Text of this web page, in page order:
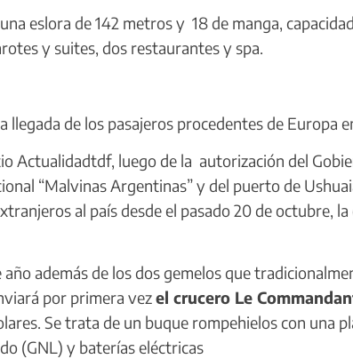
eslora de 142 metros y 18 de manga,
y suites, dos restaurantes y spa.
llegada de los pasajeros procedentes de Europa
Actualidadtdf, luego de la autorización del
“Malvinas Argentinas” y del puerto de
al país desde el pasado 20 de octubre,
además de los dos gemelos que
por primera vezel crucero Le
Se trata de un buque rompehielos con una
(GNL) y baterías eléctricas